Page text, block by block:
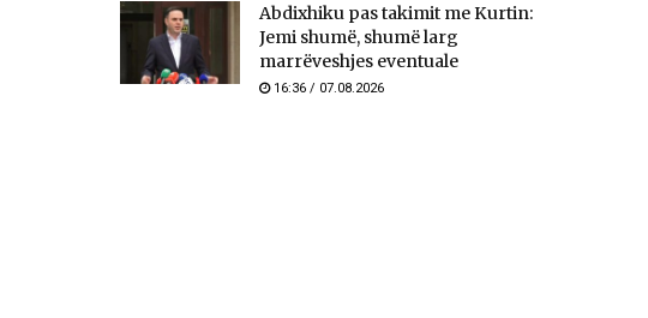
Abdixhiku pas takimit me Kurtin:
Jemi shumë, shumë larg
marrëveshjes eventuale
16:36 / 07.08.2026